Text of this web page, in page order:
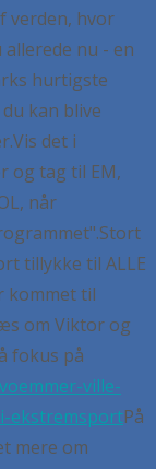
verden, hvor
nu - en
hurtigste
kan blive
Vis det i
og tag til EM,
når
Stort
tillykke til ALLE
kommet til
om Viktor og
fokus på
ville-
ekstremsportPå
mere om